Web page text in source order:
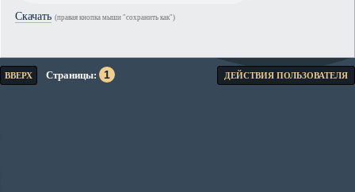
Скачать (правая кнопка мыши "сохранить как")
ВВЕРХ Страницы 1 ДЕЙСТВИЯ ПОЛЬЗОВАТЕЛЯ